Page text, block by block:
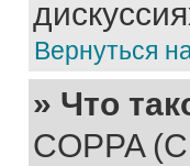
Вернуться
» Что
COPPA